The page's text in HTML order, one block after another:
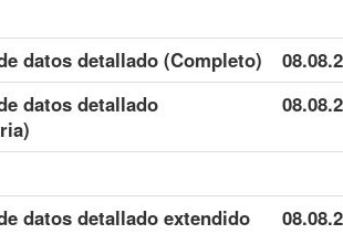
datos detallado (Completo)
datos detallado
datos detallado extendido